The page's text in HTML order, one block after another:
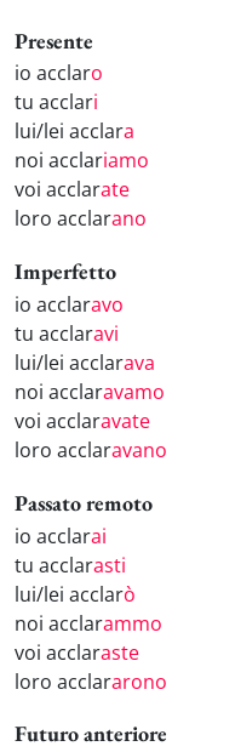
Presente
io acclaro
tu acclari
lui/lei acclara
noi acclariamo
voi acclarate
loro acclarano
Imperfetto
io acclaravo
tu acclaravi
lui/lei acclarava
noi acclaravamo
voi acclaravate
loro acclaravano
Passato remoto
io acclarai
tu acclarasti
lui/lei acclarò
noi acclarammo
voi acclaraste
loro acclararono
Futuro anteriore